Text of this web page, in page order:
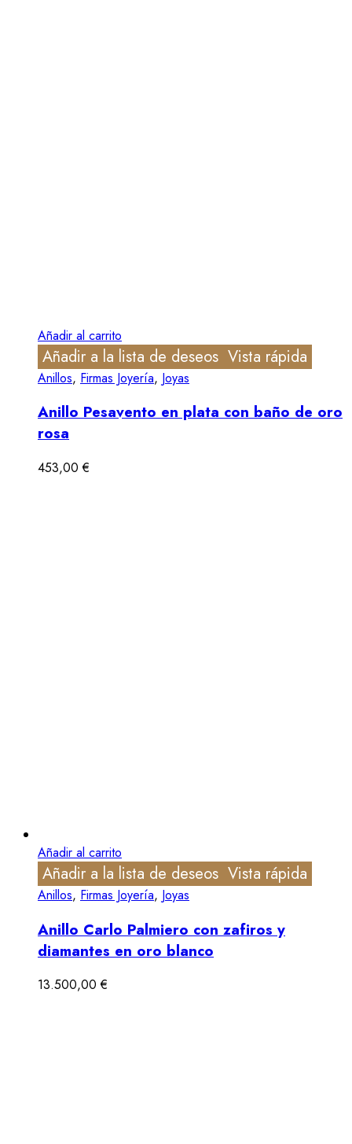
Añadir al carrito
Añadir a la lista de deseos Vista rápida
Anillos, Firmas Joyería, Joyas
Anillo Pesavento en plata con baño de oro
rosa
453,00€
Añadir al carrito
Añadir a la lista de deseos Vista rápida
Anillos, Firmas Joyería, Joyas
Anillo Carlo Palmiero con zafiros y
diamantes en oro blanco
13.500,00€